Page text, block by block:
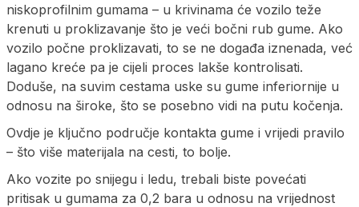
niskoprofilnim gumama – u krivinama će vozilo teže
krenuti u proklizavanje što je veći bočni rub gume. Ako
vozilo počne proklizavati, to se ne događa iznenada, već
lagano kreće pa je cijeli proces lakše kontrolisati.
Doduše, na suvim cestama uske su gume inferiornije u
odnosu na široke, što se posebno vidi na putu kočenja.
Ovdje je ključno područje kontakta gume i vrijedi pravilo
– što više materijala na cesti, to bolje.
Ako vozite po snijegu i ledu, trebali biste povećati
pritisak u gumama za 0,2 bara u odnosu na vrijednost